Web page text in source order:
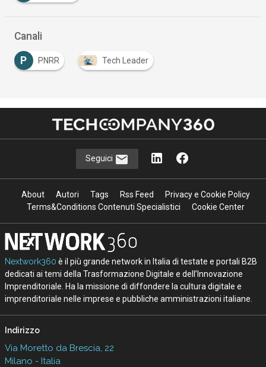
Canali
P PNRR Tech Leader
Seguici
About Autori Tags Rss Feed
Privacy e Cookie Policy
Terms&Conditions Contenuti Specialistici
Cookie Center
Nextwork360 è il più grande network in Italia di testate e portali B2B
dedicati ai temi della Trasformazione Digitale e dell’Innovazione
Imprenditoriale. Ha la missione di diffondere la cultura digitale e
imprenditoriale nelle imprese e pubbliche amministrazioni italiane.
Indirizzo
Via Moretto da Brescia, 22
Milano - Italia